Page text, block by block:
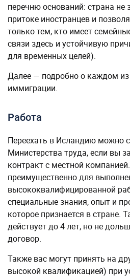
перечню оснований: страна не
притоке иностранцев и
только тем, кто имеет
связи здесь и устойчивую
для временных целей).
Далее — подробно о каждом
иммиграции.
Работа
Переехать в Исландию можно
Министерства труда, если вы
контракт с местной
преимущественно для
высококвалифицированной
специальные знания, опыт и
которое признается в стране.
действует до 4 лет, но не
договор.
Также вас могут принять на
высокой квалификацией) при